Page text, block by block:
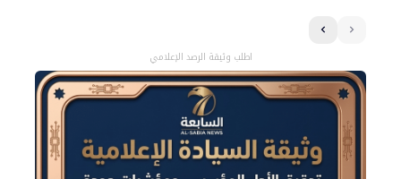
اطلب وثيقة الرصد الإعلامي